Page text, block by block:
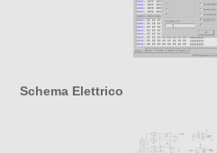
Schema Elettrico